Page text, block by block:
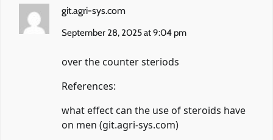
git.agri-sys.com
September 28, 2025 at 9:04 pm
over the counter steriods
References:
what effect can the use of steroids have
on men (git.agri-sys.com)